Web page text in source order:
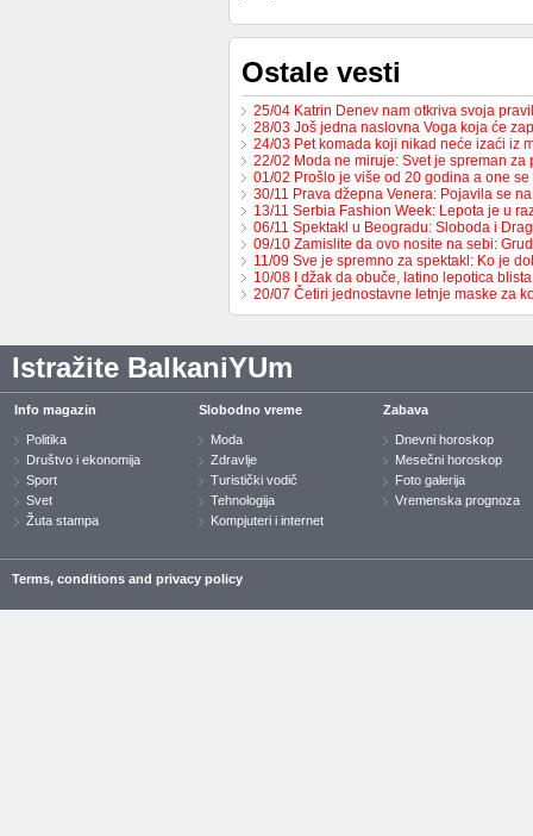
Ostale vesti
25/04 Katrin Denev nam otkriva svoja
28/03 Još jedna naslovna Voga koja će
24/03 Pet komada koji nikad neće izaći iz
22/02 Moda ne miruje: Svet je spreman za
01/02 Prošlo je više od 20 godina a one
30/11 Prava džepna Venera: Pojavila se
13/11 Serbia Fashion Week: Lepota je u
06/11 Spektakl u Beogradu: Sloboda i
09/10 Zamislite da ovo nosite na sebi:
11/09 Sve je spremno za spektakl: Ko je
10/08 I džak da obuče, latino lepotica blista
20/07 Četiri jednostavne letnje maske za
Istražite BalkaniYUm
Info magazin
Politika
Društvo i ekonomija
Sport
Svet
Žuta stampa
Slobodno vreme
Moda
Zdravlje
Turistički vodič
Tehnologija
Kompjuteri i internet
Zabava
Dnevni horoskop
Mesečni horoskop
Foto galerija
Vremenska prognoza
Terms, conditions and privacy policy